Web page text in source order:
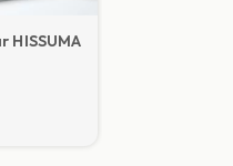
HISSUMA